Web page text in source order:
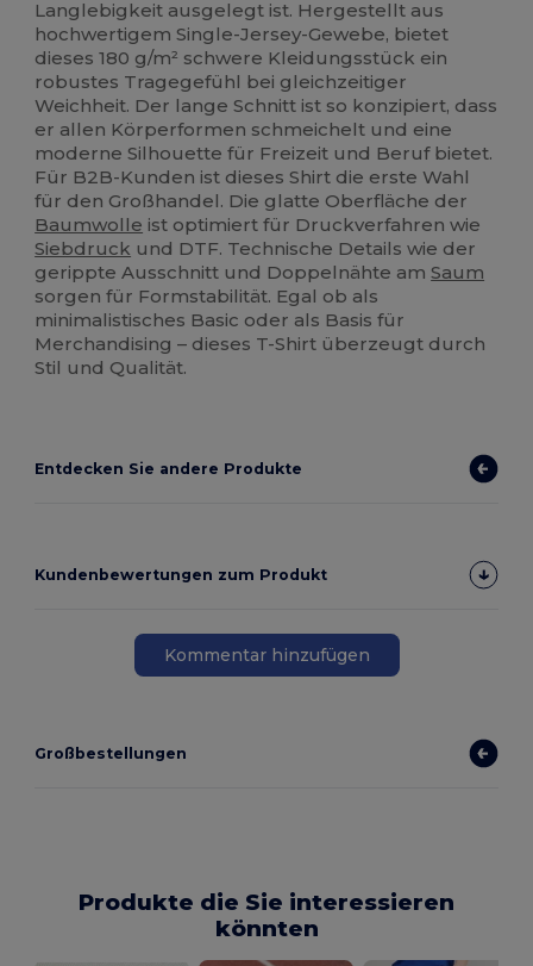
Langlebigkeit ausgelegt ist. Hergestellt aus
hochwertigem Single-Jersey-Gewebe, bietet
dieses 180 g/m² schwere Kleidungsstück ein
robustes Tragegefühl bei gleichzeitiger
Weichheit. Der lange Schnitt ist so konzipiert, dass
er allen Körperformen schmeichelt und eine
moderne Silhouette für Freizeit und Beruf bietet.
Für B2B-Kunden ist dieses Shirt die erste Wahl
für den Großhandel. Die glatte Oberfläche der
Baumwolle ist optimiert für Druckverfahren wie
Siebdruck und DTF. Technische Details wie der
gerippte Ausschnitt und Doppelnähte amSaum
sorgen für Formstabilität. Egal ob als
minimalistisches Basic oder als Basis für
Merchandising – dieses T-Shirt überzeugt durch
Stil und Qualität.
Entdecken Sie andere Produkte
Kundenbewertungen zum Produkt
Kommentar hinzufügen
Großbestellungen
Produkte die Sie interessieren
könnten